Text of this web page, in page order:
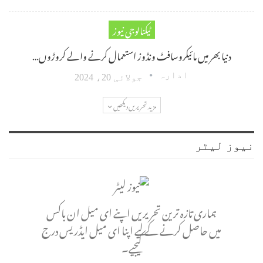
ٹیکنالوجی نیوز
دنیا بھر میں مائیکروسافٹ ونڈوز استعمال کرنے والے کروڑوں…
ادارہ جولائی 20، 2024
مزید تحریریں دیکھیں
نیوز لیٹر
ہماری تازہ ترین تحریریں اپنے ای میل ان باکس
میں حاصل کرنے کے لیے اپنا ای میل ایڈریس درج
کیجیے۔